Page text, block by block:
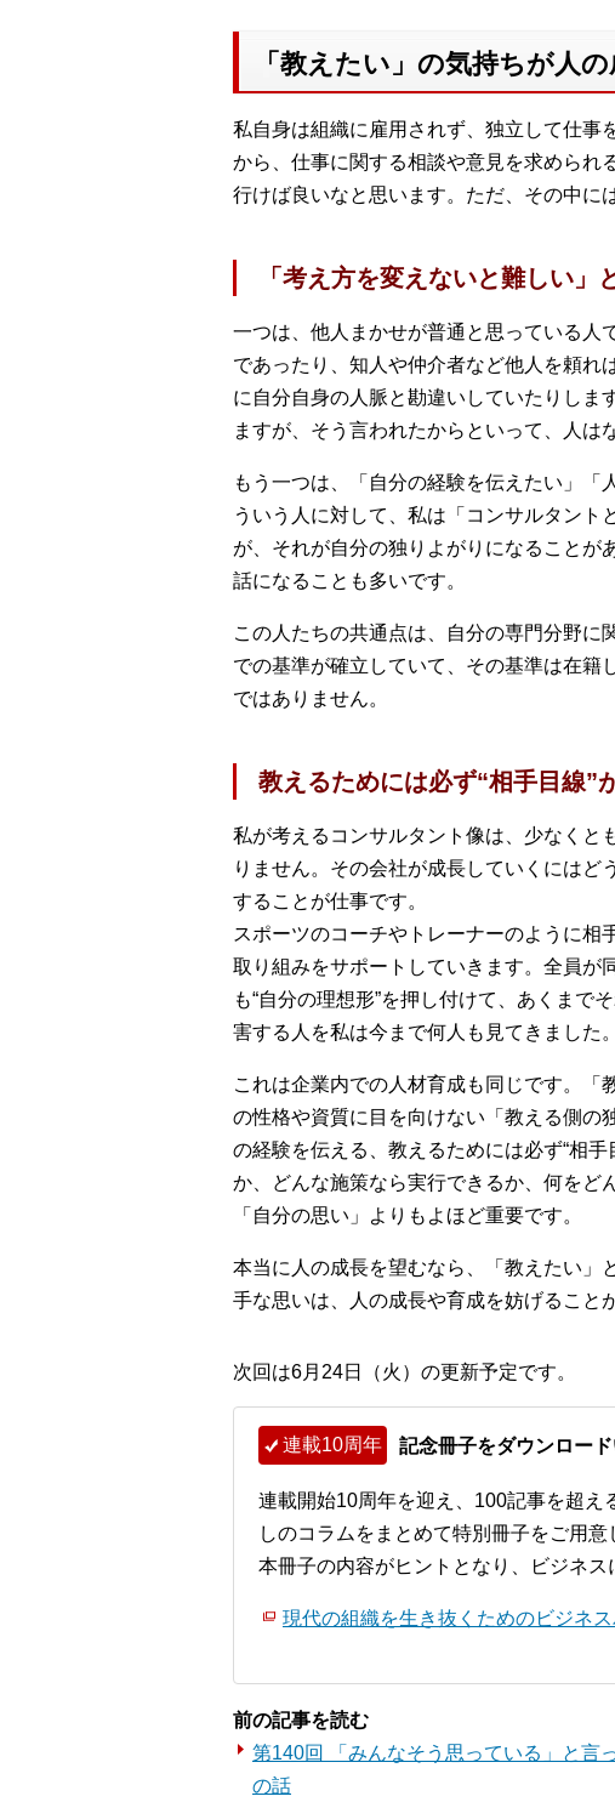
「教えたい」の気持ちが人
私自身は組織に雇用されず、独立して仕事
から、仕事に関する相談や意見を求められ
行けば良いなと思います。ただ、その中に
「考え方を変えないと難しい」
一つは、他人まかせが普通と思っている人
であったり、知人や仲介者など他人を頼れ
に自分自身の人脈と勘違いしていたりしま
ますが、そう言われたからといって、人は
もう一つは、「自分の経験を伝えたい」「
ういう人に対して、私は「コンサルタン
が、それが自分の独りよがりになることが
話になることも多いです。
この人たちの共通点は、自分の専門分野に
での基準が確立していて、その基準は在籍
ではありません。
教えるためには必ず“相手目線”
私が考えるコンサルタント像は、少なくと
りません。その会社が成長していくには
することが仕事です。
スポーツのコーチやトレーナーのように
取り組みをサポートしていきます。全員が
も“自分の理想形”を押し付けて、あくまで
害する人を私は今まで何人も見てきました。
これは企業内での人材育成も同じです。
の性格や資質に目を向けない「教える側の
の経験を伝える、教えるためには必ず“相
か、どんな施策なら実行できるか、何をど
「自分の思い」よりもよほど重要です。
本当に人の成長を望むなら、「教えたい」
手な思いは、人の成長や育成を妨げること
次回は6月24日（火）の更新予定です。
連載10周年 記念冊子をダウンロー
連載開始10周年を迎え、100記事を超え
しのコラムをまとめて特別冊子をご用意
本冊子の内容がヒントとなり、ビジネス
現代の組織を生き抜くためのビジネ
前の記事を読む
第140回 「みんなそう思っている」と言
の話